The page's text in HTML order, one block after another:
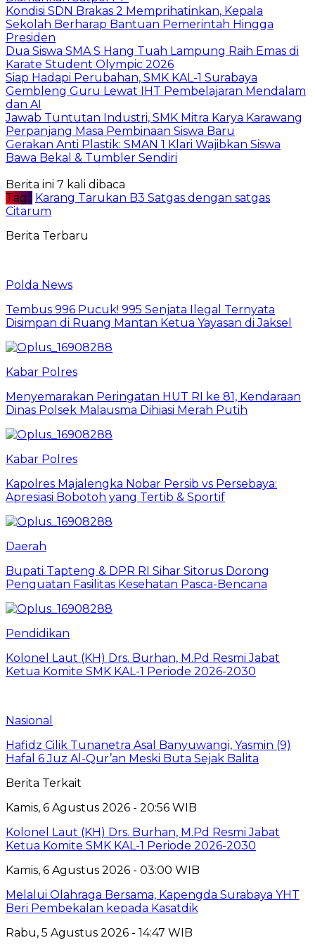
Kondisi SDN Brakas 2 Memprihatinkan, Kepala
Sekolah Berharap Bantuan Pemerintah Hingga
Presiden
Dua Siswa SMA S Hang Tuah Lampung Raih Emas di
Karate Student Olympic 2026
Siap Hadapi Perubahan, SMK KAL-1 Surabaya
Gembleng Guru Lewat IHT Pembelajaran Mendalam
dan AI
Jawab Tuntutan Industri, SMK Mitra Karya Karawang
Perpanjang Masa Pembinaan Siswa Baru
Gerakan Anti Plastik: SMAN 1 Klari Wajibkan Siswa
Bawa Bekal & Tumbler Sendiri
Berita ini 7 kali dibaca
Tag : Karang Tarukan B3 Satgas dengan satgas
Citarum
Berita Terbaru
Polda News
Tembus 996 Pucuk! 995 Senjata Ilegal Ternyata
Disimpan di Ruang Mantan Ketua Yayasan di Jaksel
Kabar Polres
Menyemarakan Peringatan HUT RI ke 81, Kendaraan
Dinas Polsek Malausma Dihiasi Merah Putih
Kabar Polres
Kapolres Majalengka Nobar Persib vs Persebaya:
Apresiasi Bobotoh yang Tertib & Sportif
Daerah
Bupati Tapteng & DPR RI Sihar Sitorus Dorong
Penguatan Fasilitas Kesehatan Pasca-Bencana
Pendidikan
Kolonel Laut (KH) Drs. Burhan, M.Pd Resmi Jabat
Ketua Komite SMK KAL-1 Periode 2026-2030
Nasional
Hafidz Cilik Tunanetra Asal Banyuwangi, Yasmin (9)
Hafal 6 Juz Al-Qur’an Meski Buta Sejak Balita
Berita Terkait
Kamis, 6 Agustus 2026 - 20:56 WIB
Kolonel Laut (KH) Drs. Burhan, M.Pd Resmi Jabat
Ketua Komite SMK KAL-1 Periode 2026-2030
Kamis, 6 Agustus 2026 - 03:00 WIB
Melalui Olahraga Bersama, Kapengda Surabaya YHT
Beri Pembekalan kepada Kasatdik
Rabu, 5 Agustus 2026 - 14:47 WIB